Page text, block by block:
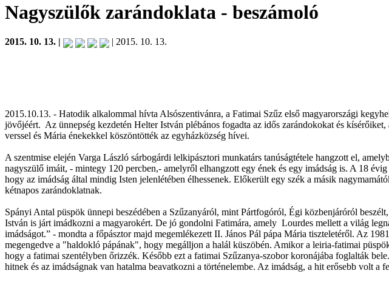
Nagyszülők zarándoklata - beszámoló
2015. 10. 13. | | 2015. 10. 13.
2015.10.13. - Hatodik alkalommal hívta Alsószentivánra, a Fatimai Szűz első magyarországi
jövőjéért. Az ünnepség kezdetén Helter István plébános fogadta az idős zarándokokat és
verssel és Mária énekekkel köszöntötték az egyházközség hívei.
A szentmise elején Varga László sárbogárdi lelkipásztori munkatárs tanúságtétele hangzott el,
nagyszülő imáit, - mintegy 120 percben,- amelyről elhangzott egy ének és egy imádság is. A 18
hogy az imádság által mindig Isten jelenlétében élhessenek. Előkerült egy szék a másik
kétnapos zarándoklatnak.
Spányi Antal püspök ünnepi beszédében a Szűzanyáról, mint Pártfogóról, Égi közbenjáróról
István is járt imádkozni a magyarokért. De jó gondolni Fatimára, amely Lourdes mellett a világ
imádságot.” - mondta a főpásztor majd megemlékezett II. János Pál pápa Mária tiszteletéről. Az
megengedve a "haldokló pápának", hogy megálljon a halál küszöbén. Amikor a leiria-fatimai
hogy a fatimai szentélyben őrizzék. Később ezt a fatimai Szűzanya-szobor koronájába foglalták
hitnek és az imádságnak van hatalma beavatkozni a történelembe. Az imádság, a hit erősebb volt a